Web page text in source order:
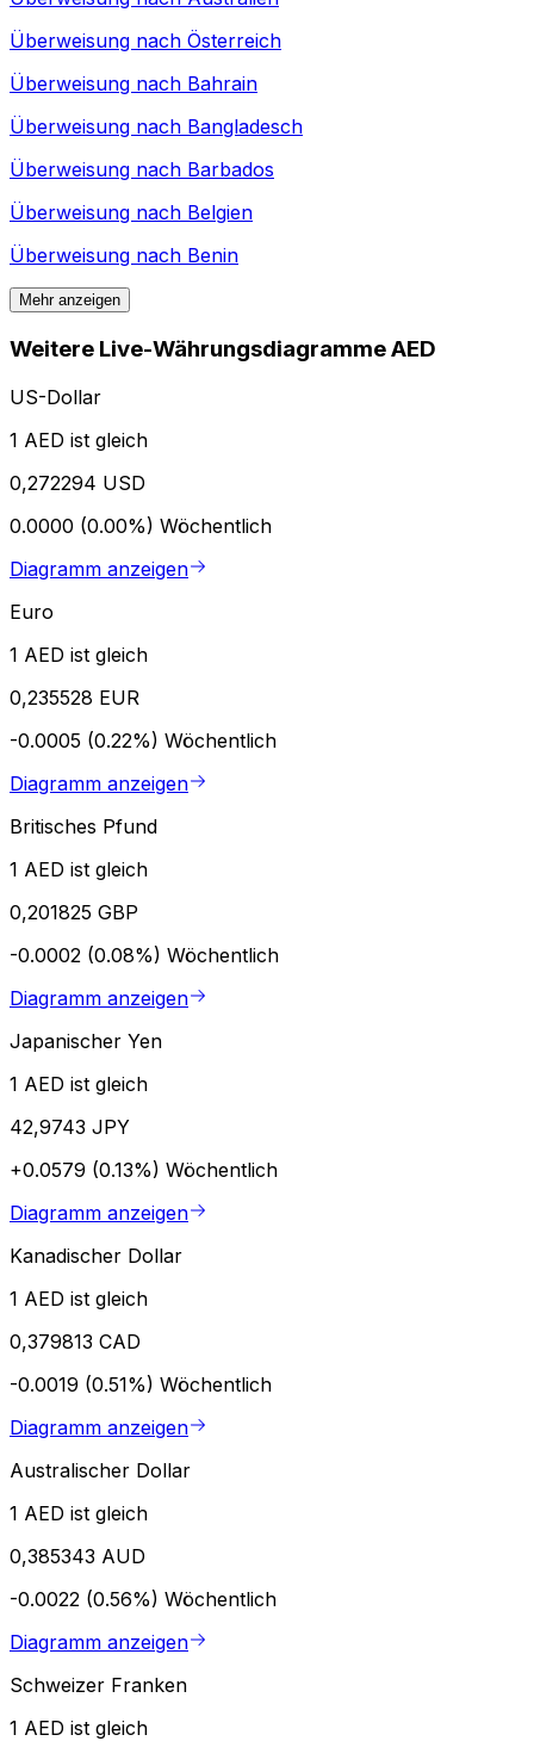
Überweisung nach Österreich
Überweisung nach Bahrain
Überweisung nach Bangladesch
Überweisung nach Barbados
Überweisung nach Belgien
Überweisung nach Benin
Mehr anzeigen
Weitere Live-Währungsdiagramme AED
US-Dollar
1 AED ist gleich
0,272294 USD
0.0000 (0.00%) Wöchentlich
Diagramm anzeigen
Euro
1 AED ist gleich
0,235528 EUR
-0.0005 (0.22%) Wöchentlich
Diagramm anzeigen
Britisches Pfund
1 AED ist gleich
0,201825 GBP
-0.0002 (0.08%) Wöchentlich
Diagramm anzeigen
Japanischer Yen
1 AED ist gleich
42,9743 JPY
+0.0579 (0.13%) Wöchentlich
Diagramm anzeigen
Kanadischer Dollar
1 AED ist gleich
0,379813 CAD
-0.0019 (0.51%) Wöchentlich
Diagramm anzeigen
Australischer Dollar
1 AED ist gleich
0,385343 AUD
-0.0022 (0.56%) Wöchentlich
Diagramm anzeigen
Schweizer Franken
1 AED ist gleich